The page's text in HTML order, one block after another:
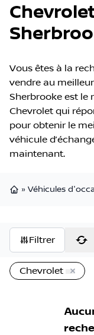
Vous êtes à la
vendre au
Sherbrooke est le
Chevrolet qui
pour obtenir le
véhicule
maintenant.
» Véhicules
Filtrer
Chevrolet